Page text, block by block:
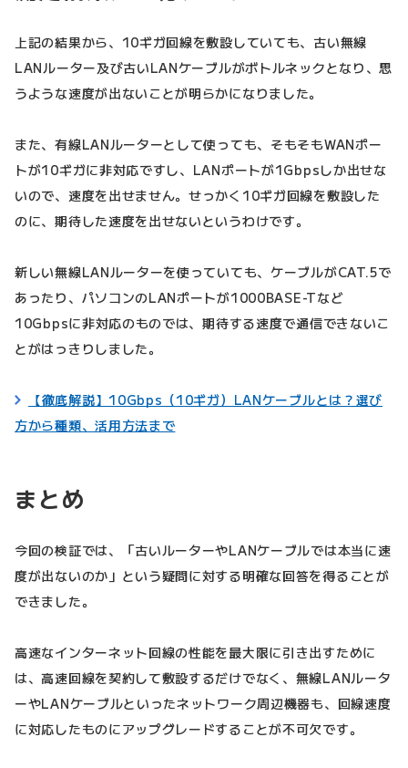
上記の結果から、10ギガ回線を敷設していても、古い無線
LANルーター及び古いLANケーブルがボトルネックとなり、思
うような速度が出ないことが明らかになりました。
また、有線LANルーターとして使っても、そもそもWANポー
トが10ギガに非対応ですし、LANポートが1Gbpsしか出せな
いので、速度を出せません。せっかく10ギガ回線を敷設した
のに、期待した速度を出せないというわけです。
新しい無線LANルーターを使っていても、ケーブルがCAT.5で
あったり、パソコンのLANポートが1000BASE-Tなど
10Gbpsに非対応のものでは、期待する速度で通信できないこ
とがはっきりしました。
【徹底解説】10Gbps（10ギガ）LANケーブルとは？選び
方から種類、活用方法まで
まとめ
今回の検証では、「古いルーターやLANケーブルでは本当に速
度が出ないのか」という疑問に対する明確な回答を得ることが
できました。
高速なインターネット回線の性能を最大限に引き出すために
は、高速回線を契約して敷設するだけでなく、無線LANルータ
ーやLANケーブルといったネットワーク周辺機器も、回線速度
に対応したものにアップグレードすることが不可欠です。